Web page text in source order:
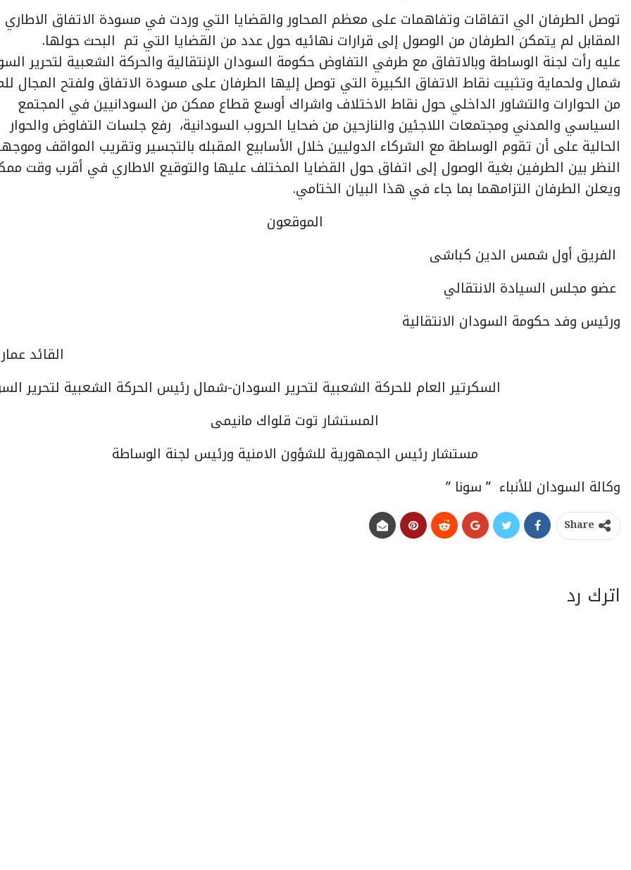
توصل الطرفان الي اتفاقات وتفاهمات على معظم المحاور والقضايا التي وردت في مسودة الاتفاق
المقابل لم يتمكن الطرفان من الوصول إلى قرارات نهائيه حول عدد من القضايا التي تم البحث حولها.
عليه رأت لجنة الوساطة وبالاتفاق مع طرفي التفاوض حكومة السودان الإنتقالية والحركة الشعبية لتحرير
شمال ولحماية وتثبيت نقاط الاتفاق الكبيرة التي توصل إليها الطرفان على مسودة الاتفاق ولفتح المجال
من الحوارات والتشاور الداخلي حول نقاط الاختلاف واشراك أوسع قطاع ممكن من السودانيين في المجتمع
السياسي والمدني ومجتمعات اللاجئين والنازحين من ضحايا الحروب السودانية، رفع جلسات التفاوض والحوار
الحالية على أن تقوم الوساطة مع الشركاء الدوليين خلال الأسابيع المقبله بالتجسير وتقريب المواقف
النظر بين الطرفين بغية الوصول إلى اتفاق حول القضايا المختلف عليها والتوقيع الاطاري في أقرب وقت
ويعلن الطرفان التزامهما بما جاء في هذا البيان الختامي.
الموقعون
الفريق أول شمس الدين كباشى
عضو مجلس السيادة الانتقالي
ورئيس وفد حكومة السودان الانتقالية
القائد
السكرتير العام للحركة الشعبية لتحرير السودان-شمال رئيس الحركة الشعبية لتحرير
المستشار توت قلواك مانيمى
مستشار رئيس الجمهورية للشؤون الامنية ورئيس لجنة الوساطة
وكالة السودان للأنباء ” سونا ”
Share
اترك رد